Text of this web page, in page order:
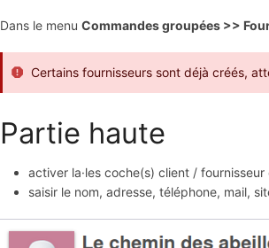
Dans le menu Commandes groupées >>
Certains fournisseurs sont déjà créés,
Partie haute
activer la·les coche(s) client /
saisir le nom, adresse, téléphone, mail,